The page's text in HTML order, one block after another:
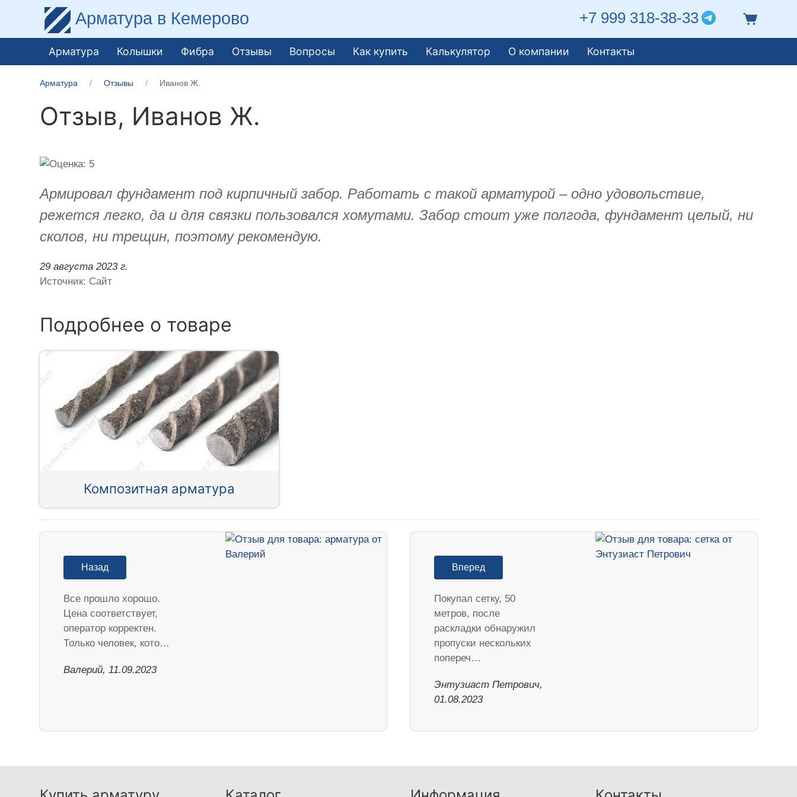
Арматура в Кемерово +7 999 318-38-33
Арматура Колышки Фибра Отзывы Вопросы Как купить Калькулятор О компании Контакты
Арматура Отзывы Иванов Ж.
Отзыв, Иванов Ж.
Армировал фундамент под кирпичный забор. Работать с такой арматурой – одно удовольствие,
режется легко, да и для связки пользовался хомутами. Забор стоит уже полгода, фундамент целый, ни
сколов, ни трещин, поэтому рекомендую.
29 августа 2023 г.
Источник: Сайт
Подробнее о товаре
Композитная арматура
Назад
Все прошло хорошо.
Цена соответствует,
оператор корректен.
Только человек, кото…
Валерий, 11.09.2023
Вперед
Покупал сетку, 50
метров, после
раскладки обнаружил
пропуски нескольких
попереч…
Энтузиаст Петрович,
01.08.2023